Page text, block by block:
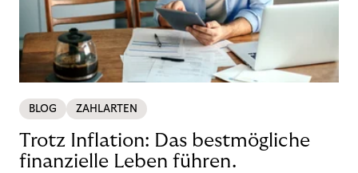
BLOG ZAHLARTEN
Trotz Inflation: Das bestmögliche
finanzielle Leben führen.